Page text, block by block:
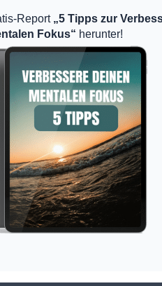
Report„5 Tipps zur
Fokus“ herunter!